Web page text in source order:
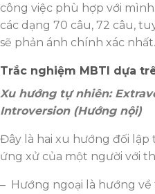
công việc phù hợp với
các dạng 70 câu, 72 câu,
sẽ phản ánh chính xác nhất.
Trắc nghiệm MBTI dựa
Xu hướng tự nhiên:
Introversion (Hướng nội)
Đây là hai xu hướng đối
ứng xử của một người với
– Hướng ngoại là hướng